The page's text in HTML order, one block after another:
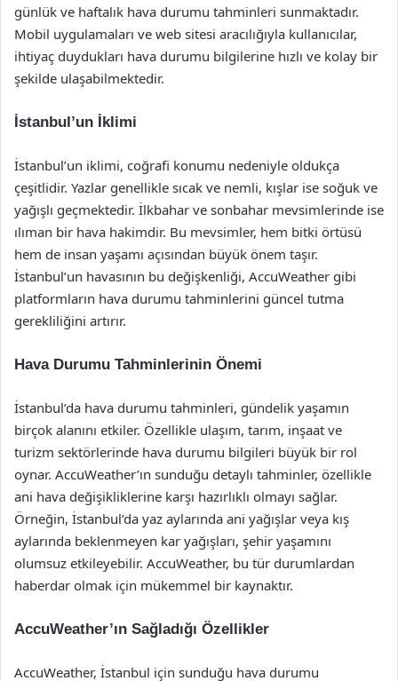
günlük ve haftalık hava durumu tahminleri sunmaktadır.
Mobil uygulamaları ve web sitesi aracılığıyla kullanıcılar,
ihtiyaç duydukları hava durumu bilgilerine hızlı ve kolay bir
şekilde ulaşabilmektedir.
İstanbul’un İklimi
İstanbul’un iklimi, coğrafi konumu nedeniyle oldukça
çeşitlidir. Yazlar genellikle sıcak ve nemli, kışlar ise soğuk ve
yağışlı geçmektedir. İlkbahar ve sonbahar mevsimlerinde ise
ılıman bir hava hakimdir. Bu mevsimler, hem bitki örtüsü
hem de insan yaşamı açısından büyük önem taşır.
İstanbul’un havasının bu değişkenliği, AccuWeather gibi
platformların hava durumu tahminlerini güncel tutma
gerekliliğini artırır.
Hava Durumu Tahminlerinin Önemi
İstanbul’da hava durumu tahminleri, gündelik yaşamın
birçok alanını etkiler. Özellikle ulaşım, tarım, inşaat ve
turizm sektörlerinde hava durumu bilgileri büyük bir rol
oynar. AccuWeather’ın sunduğu detaylı tahminler, özellikle
ani hava değişikliklerine karşı hazırlıklı olmayı sağlar.
Örneğin, İstanbul’da yaz aylarında ani yağışlar veya kış
aylarında beklenmeyen kar yağışları, şehir yaşamını
olumsuz etkileyebilir. AccuWeather, bu tür durumlardan
haberdar olmak için mükemmel bir kaynaktır.
AccuWeather’ın Sağladığı Özellikler
AccuWeather, İstanbul için sunduğu hava durumu